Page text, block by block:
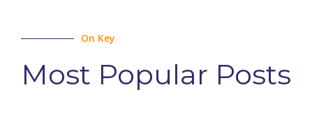
On Key
Most Popular Posts